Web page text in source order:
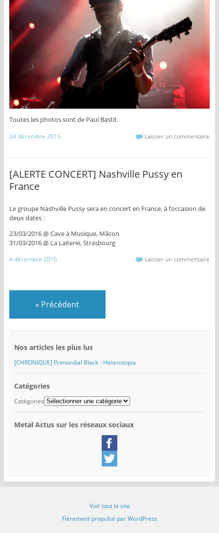
Toutes les photos sont de Paul Bastit.
24 décembre 2015 Laisser un commentaire
[ALERTE CONCERT] Nashville Pussy en
France
Le groupe Nashville Pussy sera en concert en France, à l’occasion de
deux dates :
23/03/2016 @ Cave à Musique, Mâcon
31/03/2016 @ La Laiterie, Strasbourg
4 décembre 2015 Laisser un commentaire
« Précédent
Nos articles les plus lus
[CHRONIQUE] Primordial Black - Heterotopia
Catégories
Catégories
Metal Actus sur les réseaux sociaux
Voir tout le site
Fièrement propulsé par WordPress